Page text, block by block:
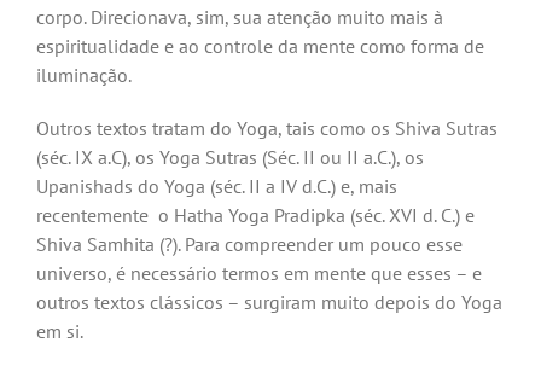
corpo. Direcionava, sim, sua atenção muito mais à
espiritualidade e ao controle da mente como forma de
iluminação.
Outros textos tratam do Yoga, tais como os Shiva Sutras
(séc. IX a.C), os Yoga Sutras (Séc. II ou II a.C.), os
Upanishads do Yoga (séc. II a IV d.C.) e, mais
recentemente o Hatha Yoga Pradipka (séc. XVI d. C.) e
Shiva Samhita (?). Para compreender um pouco esse
universo, é necessário termos em mente que esses – e
outros textos clássicos – surgiram muito depois do Yoga
em si.